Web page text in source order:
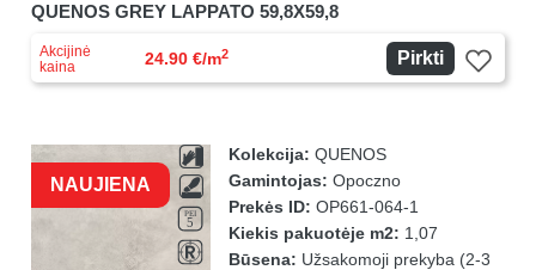
QUENOS GREY LAPPATO 59,8X59,8
Akcijinė
kaina
24.90 €/m2 Pirkti
NAUJIENA
Kolekcija: QUENOS
Gamintojas: Opoczno
Prekės ID: OP661-064-1
Kiekis pakuotėje m2: 1,07
Būsena: Užsakomoji prekyba (2-3